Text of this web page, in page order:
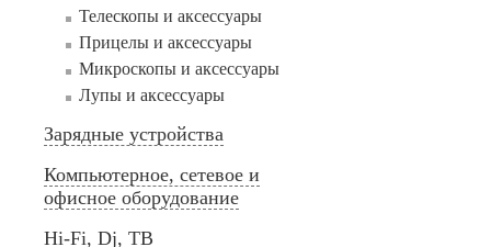
Телескопы и аксессуары
Прицелы и аксессуары
Микроскопы и аксессуары
Лупы и аксессуары
Зарядные устройства
Компьютерное, сетевое и
офисное оборудование
Hi-Fi, Dj, ТВ